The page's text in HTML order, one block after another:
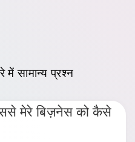
में सामान्य प्रश्न
मेरे बिज़नेस को कैसे